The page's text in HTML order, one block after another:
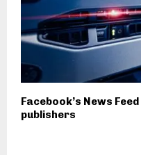
Facebook’s News
publishers